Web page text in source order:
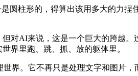
圆柱形的，得算出该用多大的力
对AI来说，这是一个巨大的跨越
界里跑、跳、抓、放的躯体里。
界。它不再只是处理文字和图片